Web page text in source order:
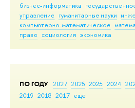
бизнес-информатика
управление гуманитарные науки
компьютерно-математическое
право социология экономика
ПО ГОДУ 2027 2026 2025 2024
2019 2018 2017 еще